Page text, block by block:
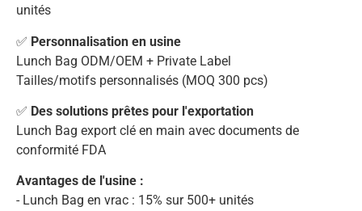
unités
✅ Personnalisation en usine
Lunch Bag ODM/OEM + Private Label
Tailles/motifs personnalisés (MOQ 300 pcs)
✅ Des solutions prêtes pour l'exportation
Lunch Bag export clé en main avec documents de
conformité FDA
Avantages de l'usine :
- Lunch Bag en vrac : 15% sur 500+ unités